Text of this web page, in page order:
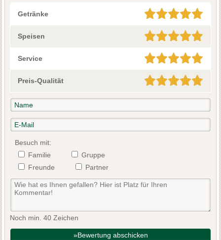
Getränke
Speisen
Service
Preis-Qualität
Besuch mit:
Familie
Gruppe
Freunde
Partner
Noch min. 40 Zeichen
»Bewertung abschicken